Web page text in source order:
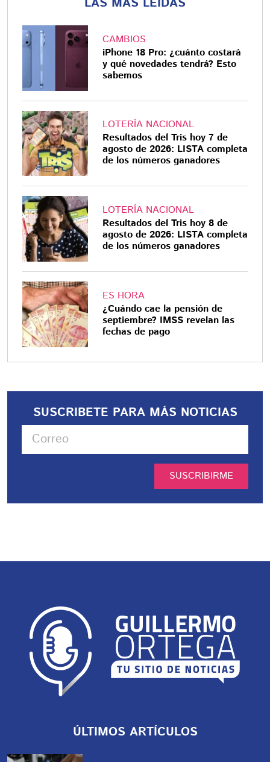
CAMBIOS
iPhone 18 Pro: ¿cuánto costará
y qué novedades tendrá? Esto
sabemos
LOTERÍA NACIONAL
Resultados del Tris hoy 7 de
agosto de 2026: LISTA completa
de los números ganadores
LOTERÍA NACIONAL
Resultados del Tris hoy 8 de
agosto de 2026: LISTA completa
de los números ganadores
ES HORA
¿Cuándo cae la pensión de
septiembre? IMSS revelan las
fechas de pago
SUSCRIBETE PARA MÁS NOTICIAS
SUSCRIBIRME
ÚLTIMOS ARTÍCULOS